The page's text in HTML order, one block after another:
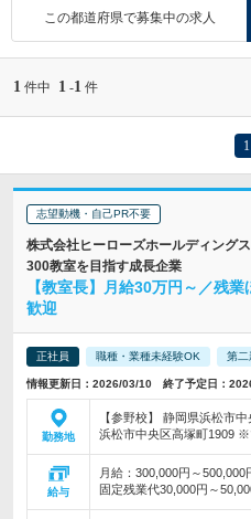
この都道府県で募集中の求人
1 件中 1 -1 件
1
志望動機・自己PR不要
株式会社ヒーローズホールディング
300教室を目指す成長企業
【教室長】月給30万円～／残
歓迎
正社員 職種・業種未経験OK 第二
情報更新日：2026/03/10 終了予定日：
勤務地
【参野校】 静岡県浜松市
浜松市中央区高塚町1909 ※
給与
月給：300,000円～
固定残業代30,000円～